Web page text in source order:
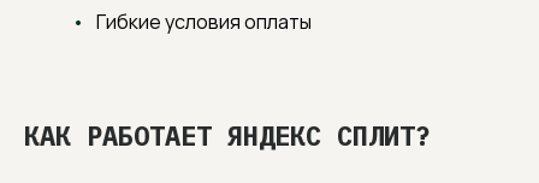
Гибкие условия оплаты
КАК РАБОТАЕТ ЯНДЕКС СПЛИТ?
Добавьте понравившуюся
1